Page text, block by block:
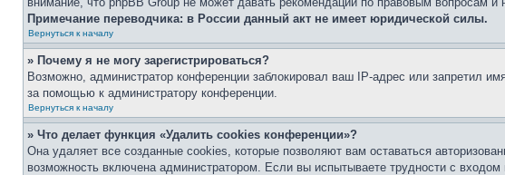
Примечание переводчика: в России данный акт не имеет юридической силы.
Вернуться к началу
» Почему я не могу зарегистрироваться?
Возможно, администратор конференции заблокировал ваш IP-адрес или запретил
за помощью к администратору конференции.
Вернуться к началу
» Что делает функция «Удалить cookies конференции»?
Она удаляет все созданные cookies, которые позволяют вам оставаться
возможность включена администратором. Если вы испытываете трудности с